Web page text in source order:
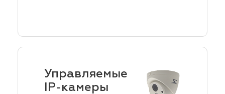
Управляемые
IP-камеры